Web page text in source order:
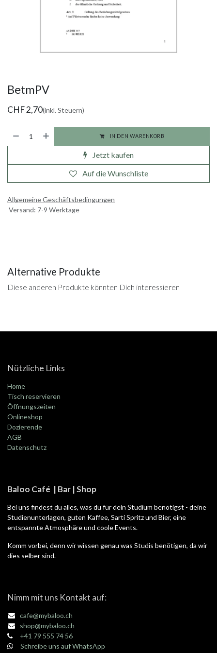
BetmPV
CHF2,70(inkl. Steuern)
IN DEN WARENKORB
Jetzt kaufen
Auf die Wunschliste
Allgemeine Geschäftsbedingungen
Versand: 7-9 Werktage
Alternative Produkte
Diese anderen Produkte könnten Dich interessieren
Nützliche Links
Home
Tisch reservieren
Öffnungszeiten
Onlineshop
Dozierende
AGB
Datenschutz
Baloo Café | Bar | Shop
Bei uns findest du alles, was du für dein Studium benötigst - deine
Studienunterlagen, guten Kaffee, Sarti Spritz und Bier, eine
entspannte Atmosphäre und coole Events.
Komm vorbei, denn wir wissen genau was Studis benötigen, da wir
dies selber sind.
Nimm mit uns Kontakt auf:
cafe@mybaloo.ch
shop@mybaloo.ch
+41 79 555 74 56
Schreibe uns auf WhatsApp